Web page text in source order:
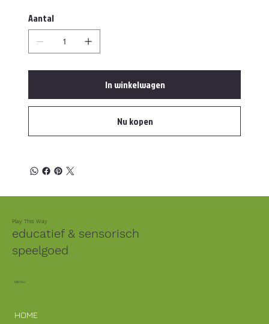
Aantal
In winkelwagen
Nu kopen
Play This Way
educatief & sensorisch
speelgoed
MENU
HOME